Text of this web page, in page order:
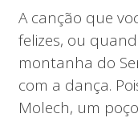
A canção que
felizes, ou
montanha do
com a dança.
Molech, um